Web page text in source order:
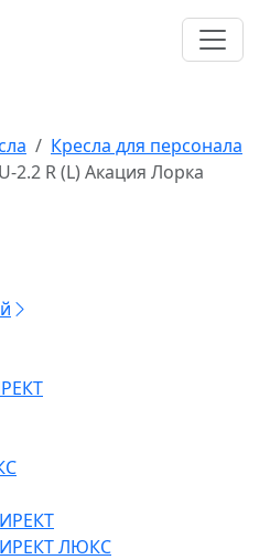
Кресла для персонала
2.2 R (L) Акация Лорка
ЛЮКС